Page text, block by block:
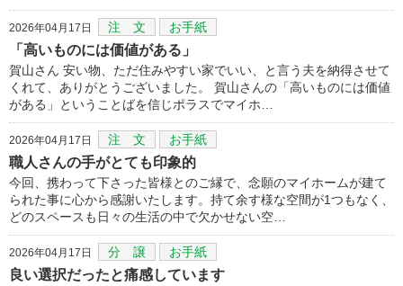
2026年04月17日 注 文 お手紙
「高いものには価値がある」
賀山さん 安い物、ただ住みやすい家でいい、と言う夫を納得させて
くれて、ありがとうございました。 賀山さんの「高いものには価値
がある」ということばを信じポラスでマイホ…
2026年04月17日 注 文 お手紙
職人さんの手がとても印象的
今回、携わって下さった皆様とのご縁で、念願のマイホームが建て
られた事に心から感謝いたします。持て余す様な空間が1つもなく、
どのスペースも日々の生活の中で欠かせない空…
2026年04月17日 分 譲 お手紙
良い選択だったと痛感しています